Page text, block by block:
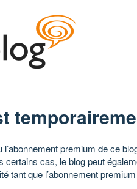
premium de ce
certains cas, le blog peut
tant que l’abonnement